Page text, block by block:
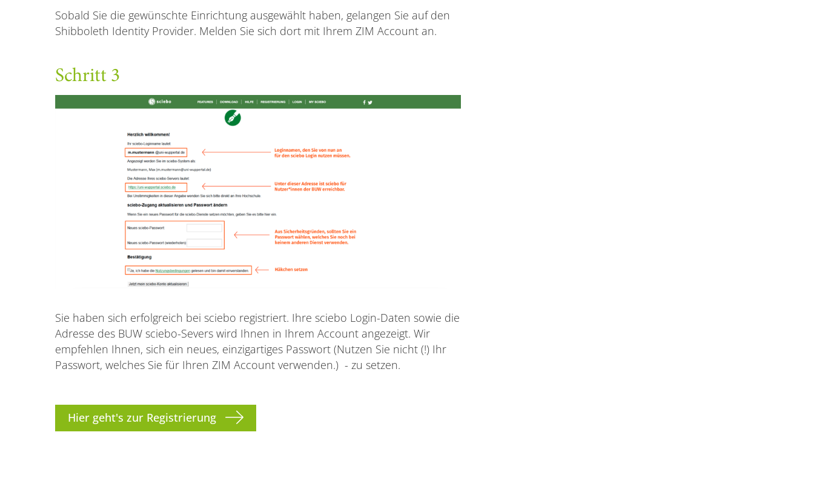
Sobald Sie die gewünschte Einrichtung ausgewählt haben, gelangen Sie auf den
Shibboleth Identity Provider. Melden Sie sich dort mit Ihrem ZIM Account an.
Schritt 3
Sie haben sich erfolgreich bei sciebo registriert. Ihre sciebo Login-Daten sowie die
Adresse des BUW sciebo-Severs wird Ihnen in Ihrem Account angezeigt. Wir
empfehlen Ihnen, sich ein neues, einzigartiges Passwort (Nutzen Sie nicht (!) Ihr
Passwort, welches Sie für Ihren ZIM Account verwenden.) - zu setzen.
Hier geht's zur Registrierung